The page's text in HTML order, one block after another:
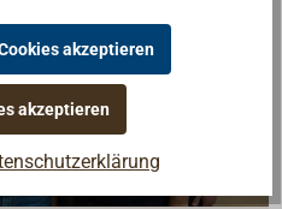
akzeptieren
akzeptieren